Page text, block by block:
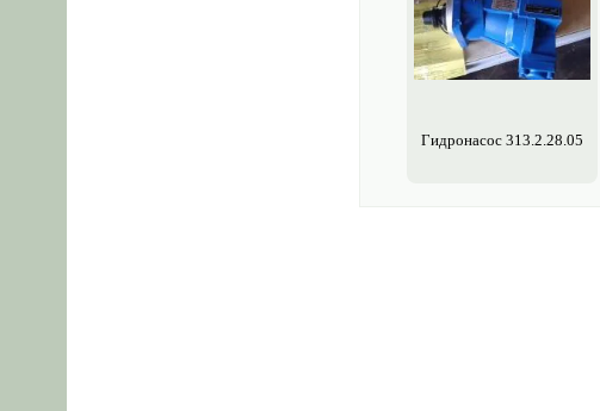
Гидронасос 313.2.28.05